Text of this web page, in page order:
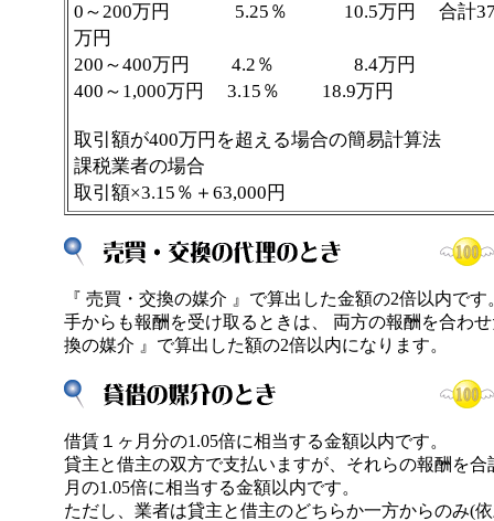
0～200万円 5.25％ 10.5万円 合計
万円
200～400万円 4.2％ 8.4万円
400～1,000万円 3.15％ 18.9万円
取引額が400万円を超える場合の簡易計算法
課税業者の場合
取引額×3.15％＋63,000円
『 売買・交換の媒介 』で算出した金額の2倍以内で
手からも報酬を受け取るときは、 両方の報酬を合わ
換の媒介 』で算出した額の2倍以内になります。
借賃１ヶ月分の1.05倍に相当する金額以内です。
貸主と借主の双方で支払いますが、それらの報酬を合
月の1.05倍に相当する金額以内です。
ただし、業者は貸主と借主のどちらか一方からのみ(